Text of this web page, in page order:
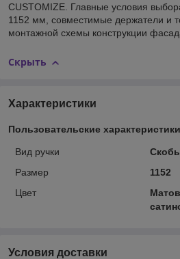
CUSTOMIZE. Главные условия
1152 мм, совместимые держатели и
монтажной схемы конструкции
Скрыть
Характеристики
Пользовательские характеристики
Вид ручки
Размер
1152
Цвет
Условия доставки